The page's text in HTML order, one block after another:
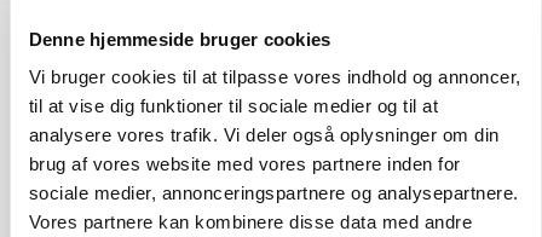
Denne hjemmeside bruger cookies
Vi bruger cookies til at tilpasse vores indhold og annoncer,
til at vise dig funktioner til sociale medier og til at
analysere vores trafik. Vi deler også oplysninger om din
brug af vores website med vores partnere inden for
sociale medier, annonceringspartnere og analysepartnere.
Vores partnere kan kombinere disse data med andre